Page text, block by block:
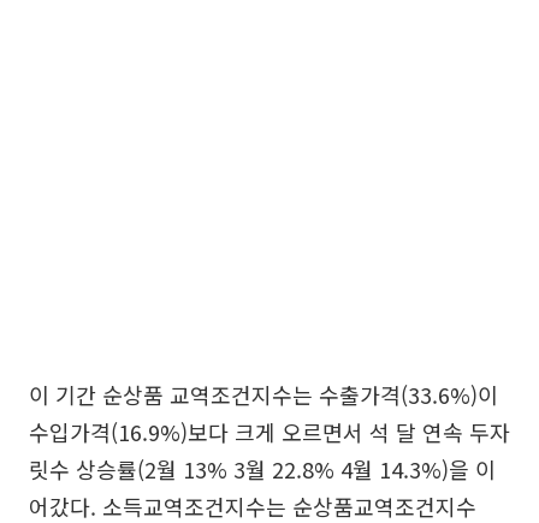
이 기간 순상품 교역조건지수는 수출가격(33.6%)이
수입가격(16.9%)보다 크게 오르면서 석 달 연속 두자
릿수 상승률(2월 13% 3월 22.8% 4월 14.3%)을 이
어갔다. 소득교역조건지수는 순상품교역조건지수